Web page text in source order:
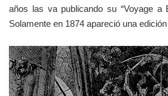
años las va publicando su “Voyage a
Solamente en 1874 apareció una